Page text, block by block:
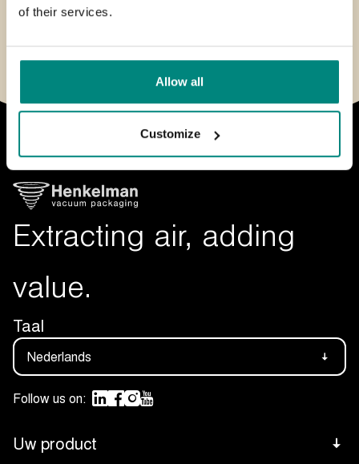
of their services.
Allow all
Customize
service@henkelman.com
Extracting air, adding
value.
Taal
Nederlands
Follow us on:
Uw product